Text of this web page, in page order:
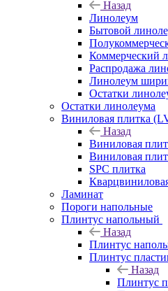
Назад
Линолеум
Бытовой
Коммерческий
Распродажа
Линолеум
Остатки
Остатки линолеума
Виниловая плитка
Назад
Виниловая
Виниловая
SPC плитка
Ламинат
Пороги напольные
Плинтус напольный
Назад
Плинтус
Плинтус
Назад
Плинтус